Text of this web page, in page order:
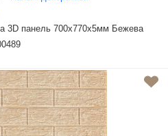
3D панель 700х770х5мм Бежева